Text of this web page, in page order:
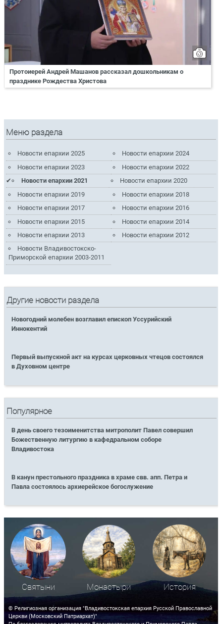
Протоиерей Андрей Машанов рассказал дошкольникам о
празднике Рождества Христова
Меню раздела
Новости епархии 2025
Новости епархии 2024
Новости епархии 2023
Новости епархии 2022
Новости епархии 2021
Новости епархии 2020
Новости епархии 2019
Новости епархии 2018
Новости епархии 2017
Новости епархии 2016
Новости епархии 2015
Новости епархии 2014
Новости епархии 2013
Новости епархии 2012
Новости Владивостокско-
Приморской епархии 2003-2011
Другие новости раздела
Новогодний молебен возглавил епископ Уссурийский
Иннокентий
Первый выпускной акт на курсах церковных чтецов состоялся
в Духовном центре
Популярное
В день своего тезоименитства митрополит Павел совершил
Божественную литургию в кафедральном соборе
Владивостока
В канун престольного праздника в храме свв. апп. Петра и
Павла состоялось архиерейское богослужение
Святыни Монастыри История
© Религиозная организация "Владивостокская епархия Русской Православной
Церкви (Московский Патриархат)"